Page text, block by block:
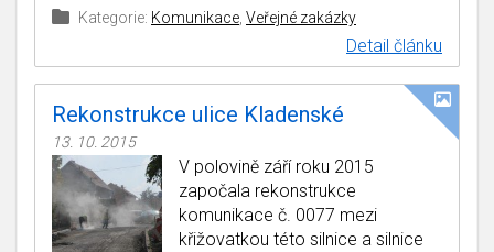
Kategorie: Komunikace Veřejné zakázky
Detail článku
Rekonstrukce ulice Kladenské
13. 10. 2015
V polovině září roku 2015
započala rekonstrukce
komunikace č. 0077 mezi
křižovatkou této silnice a silnice